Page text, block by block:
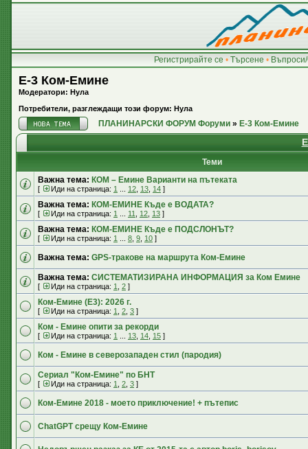
Регистрирайте се • Търсене •
E-3 Ком-Емине
Модератори: Нула
Потребители, разглеждащи този форум: Нула
ПЛАНИНАРСКИ ФОРУМ Форуми » E-3 Ком-Емине
Теми
Важна тема: КОМ – Емине Варианти на пътеката
[ Иди на страница: 1 12 13 14 ]
Важна тема: КОМ-ЕМИНЕ Къде е ВОДАТА?
[ Иди на страница: 1 11 12 13 ]
Важна тема: КОМ-ЕМИНЕ Къде е ПОДСЛОНЪТ?
[ Иди на страница: 1 8 9 10 ]
Важна тема: GPS-тракове на маршрута Ком-Емине
Важна тема: СИСТЕМАТИЗИРАНА ИНФОРМАЦИЯ за Ком Емине
[ Иди на страница: 1 2 ]
Ком-Емине (Е3): 2026 г.
[ Иди на страница: 1 2 3 ]
Ком - Емине опити за рекорди
[ Иди на страница: 1 13 14 15 ]
Ком - Емине в северозападен стил (пародия)
Сериал "Ком-Емине" по БНТ
[ Иди на страница: 1 2 3 ]
Ком-Емине 2018 - моето приключение! + пътепис
ChatGPT срещу Ком-Емине